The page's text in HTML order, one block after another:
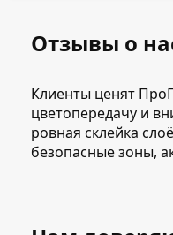
Отзывы о
Клиенты ценят
цветопередачу и
ровная склейка
безопасные зоны,